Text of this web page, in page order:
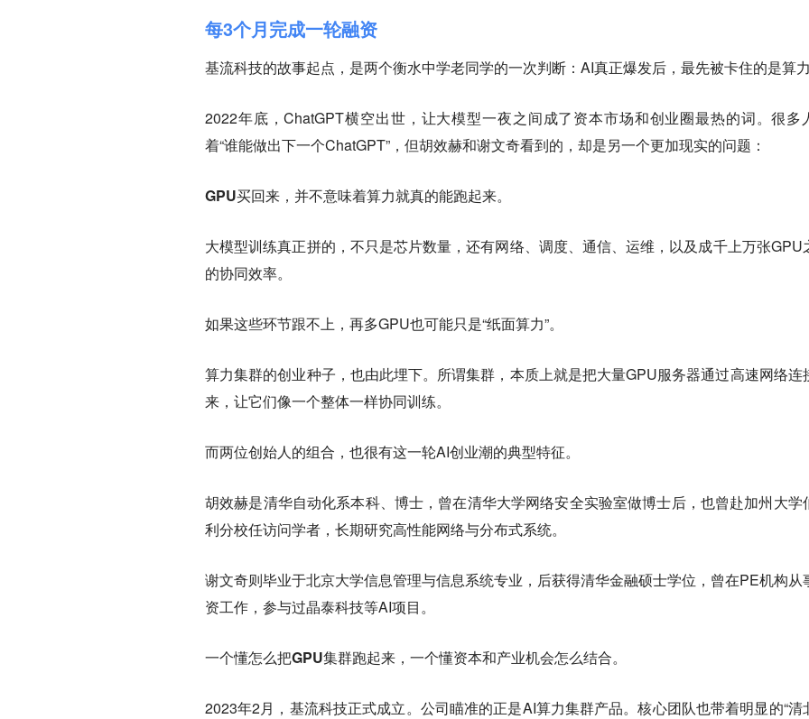
每3个月完成一轮融资
基流科技的故事起点，是两个衡水中学老同学的一次判断：AI真正爆发后，最先被卡住的是算力
2022年底，ChatGPT横空出世，让大模型一夜之间成了资本市场和创业圈最热的词。很多
着“谁能做出下一个ChatGPT”，但胡效赫和谢文奇看到的，却是另一个更加现实的问题：
GPU买回来，并不意味着算力就真的能跑起来。
大模型训练真正拼的，不只是芯片数量，还有网络、调度、通信、运维，以及成千上万张GPU
的协同效率。
如果这些环节跟不上，再多GPU也可能只是“纸面算力”。
算力集群的创业种子，也由此埋下。所谓集群，本质上就是把大量GPU服务器通过高速网络连
来，让它们像一个整体一样协同训练。
而两位创始人的组合，也很有这一轮AI创业潮的典型特征。
胡效赫是清华自动化系本科、博士，曾在清华大学网络安全实验室做博士后，也曾赴加州大学
利分校任访问学者，长期研究高性能网络与分布式系统。
谢文奇则毕业于北京大学信息管理与信息系统专业，后获得清华金融硕士学位，曾在PE机构从
资工作，参与过晶泰科技等AI项目。
一个懂怎么把GPU集群跑起来，一个懂资本和产业机会怎么结合。
2023年2月，基流科技正式成立。公司瞄准的正是AI算力集群产品。核心团队也带着明显的“清